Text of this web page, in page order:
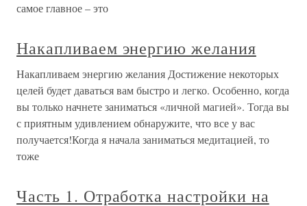
самое главное – это
Накапливаем энергию желания
Накапливаем энергию желания Достижение некоторых
целей будет даваться вам быстро и легко. Особенно, когда
вы только начнете заниматься «личной магией». Тогда вы
с приятным удивлением обнаружите, что все у вас
получается!Когда я начала заниматься медитацией, то
тоже
Часть 1. Отработка настройки на